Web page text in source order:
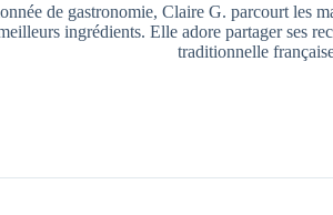
de gastronomie, Claire G. parcourt les
ingrédients. Elle adore partager ses
traditionnelle